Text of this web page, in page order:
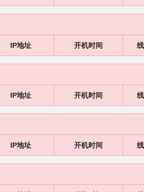
IP地址 开机时间
IP地址 开机时间
IP地址 开机时间